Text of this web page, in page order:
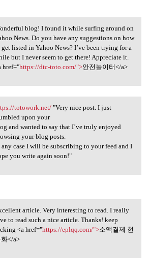
blog! I found it
blog! I found it while surfing around on
News. Do you have any suggestions on how
get listed in Yahoo News? I’ve been trying for a
but I never seem to get there! Appreciate it.
href="https://dtc-toto.com/">안전놀이터</a>
totowork.net/ "Very
totowork.net/"Very nice post. I just
upon your
and wanted to say that I’ve truly enjoyed
your blog posts.
any case I will be subscribing to your feed and I
you write again soon!"
article. Very
article. Very interesting to read. I really
to read such a nice article. Thanks! keep
<a href="https://eplqq.com/">소액결제 현
</a>